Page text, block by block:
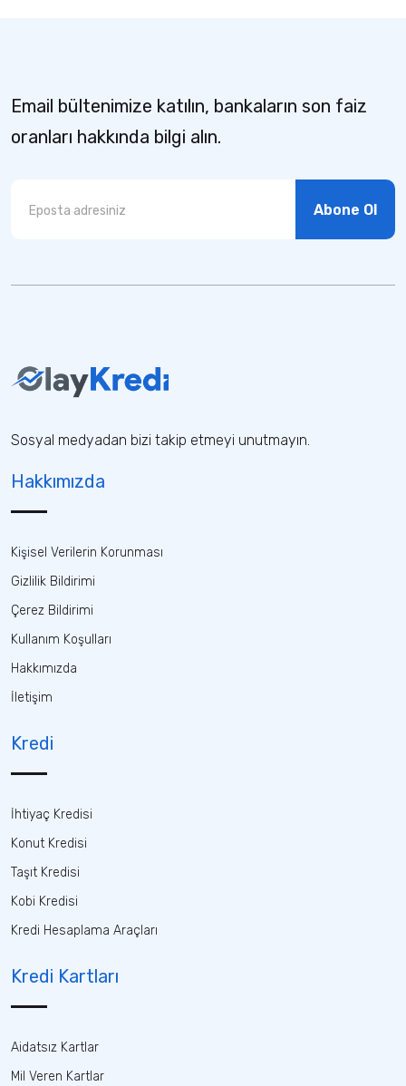
Email bültenimize katılın, bankaların son faiz
oranları hakkında bilgi alın.
Abone Ol
Sosyal medyadan bizi takip etmeyi unutmayın.
Hakkımızda
Kişisel Verilerin Korunması
Gizlilik Bildirimi
Çerez Bildirimi
Kullanım Koşulları
Hakkımızda
İletişim
Kredi
İhtiyaç Kredisi
Konut Kredisi
Taşıt Kredisi
Kobi Kredisi
Kredi Hesaplama Araçları
Kredi Kartları
Aidatsız Kartlar
Mil Veren Kartlar